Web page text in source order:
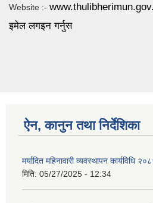
Website :-
इमेल लगइन गर्नुस
ऐन, कानुन तथा निर्देशिका
मर्यादित महिनावारी व्यवस्थापन कार्यविधि
मिति: 05/27/2025 - 12:34